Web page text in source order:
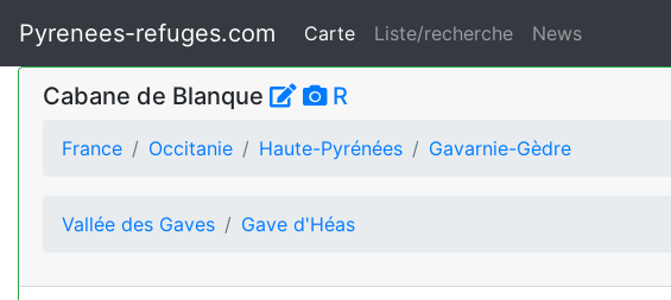
Pyrenees-refuges.com Carte Liste/recherche News
Cabane de Blanque R
France Occitanie Haute-Pyrénées Gavarnie-Gèdre
Vallée des Gaves Gave d'Héas